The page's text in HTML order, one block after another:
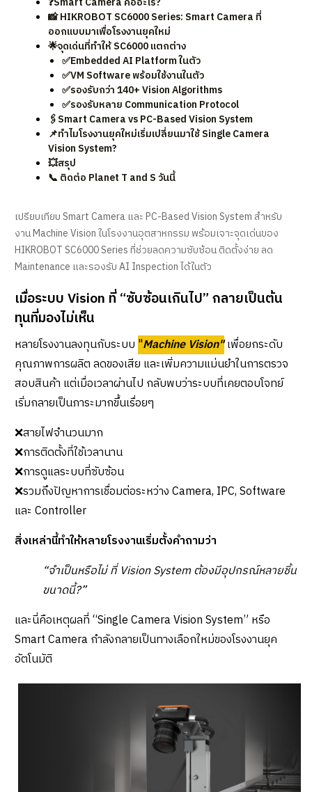
📸 HIKROBOT SC6000 Series: Smart Camera ที่
ออกแบบมาเพื่อโรงงานยุคใหม่
🌟จุดเด่นที่ทำให้ SC6000 แตกต่าง
✅Embedded AI Platform ในตัว
✅VM Software พร้อมใช้งานในตัว
✅รองรับกว่า 140+ Vision Algorithms
✅รองรับหลาย Communication Protocol
🖇️Smart Camera vs PC-Based Vision System
📌ทำไมโรงงานยุคใหม่เริ่มเปลี่ยนมาใช้ Single Camera
Vision System?
💥สรุป
📞 ติดต่อ Planet T and S วันนี้
เปรียบเทียบ Smart Camera และ PC-Based Vision System สำหรับ
งาน Machine Vision ในโรงงานอุตสาหกรรม พร้อมเจาะจุดเด่นของ
HIKROBOT SC6000 Series ที่ช่วยลดความซับซ้อน ติดตั้งง่าย ลด
Maintenance และรองรับ AI Inspection ได้ในตัว
เมื่อระบบ Vision ที่ “ซับซ้อนเกินไป” กลายเป็นต้น
ทุนที่มองไม่เห็น
หลายโรงงานลงทุนกับระบบ "Machine Vision"เพื่อยกระดับ
คุณภาพการผลิต ลดของเสีย และเพิ่มความแม่นยำในการตรวจ
สอบสินค้า แต่เมื่อเวลาผ่านไป กลับพบว่าระบบที่เคยตอบโจทย์
เริ่มกลายเป็นภาระมากขึ้นเรื่อยๆ
❌สายไฟจำนวนมาก
❌การติดตั้งที่ใช้เวลานาน
❌การดูแลระบบที่ซับซ้อน
❌รวมถึงปัญหาการเชื่อมต่อระหว่าง Camera, IPC, Software
และ Controller
สิ่งเหล่านี้ทำให้หลายโรงงานเริ่มตั้งคำถามว่า
“จำเป็นหรือไม่ ที่ Vision System ต้องมีอุปกรณ์หลายชิ้น
ขนาดนี้?”
และนี่คือเหตุผลที่ “Single Camera Vision System” หรือ
Smart Camera กำลังกลายเป็นทางเลือกใหม่ของโรงงานยุค
อัตโนมัติ